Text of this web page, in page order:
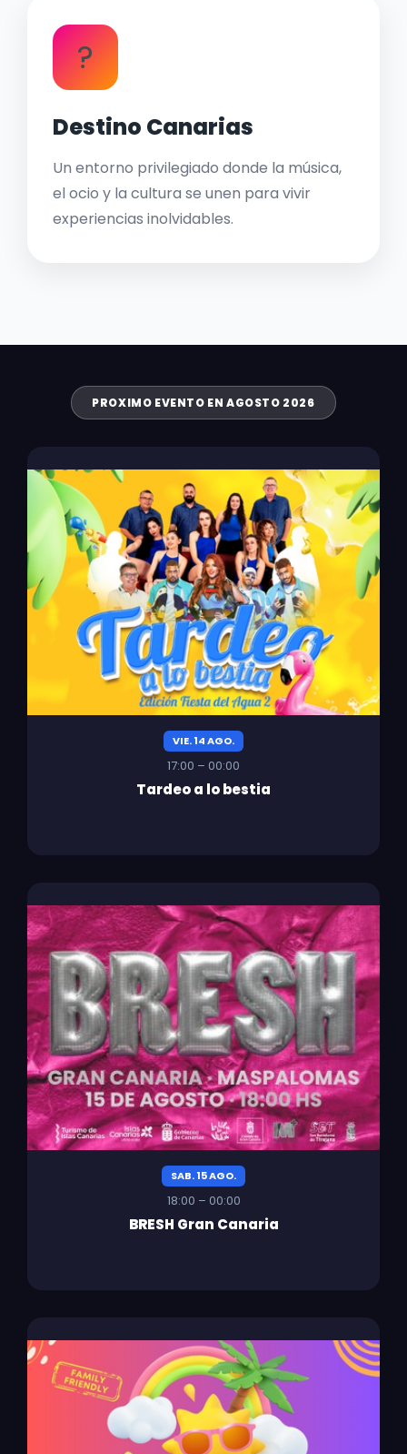
?
Destino Canarias
Un entorno privilegiado donde la música,
el ocio y la cultura se unen para vivir
experiencias inolvidables.
PROXIMO EVENTO EN AGOSTO 2026
VIE. 14 AGO.
17:00 – 00:00
Tardeo a lo bestia
SAB. 15 AGO.
18:00 – 00:00
BRESH Gran Canaria